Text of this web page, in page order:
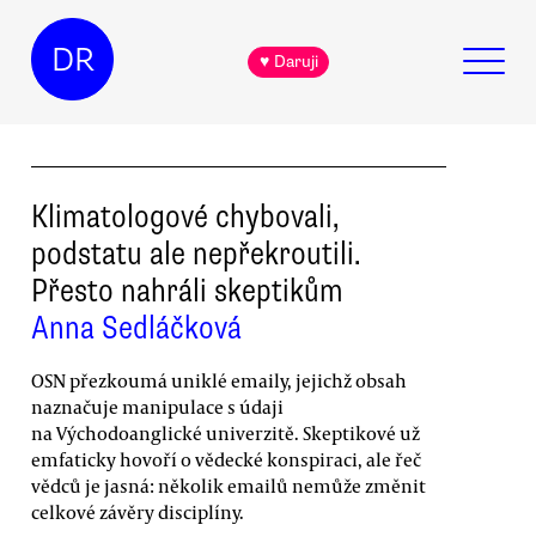
DR ♥ Daruji
Klimatologové chybovali,
podstatu ale nepřekroutili.
Přesto nahráli skeptikům
Anna Sedláčková
OSN přezkoumá uniklé emaily, jejichž obsah
naznačuje manipulace s údaji
na Východoanglické univerzitě. Skeptikové už
emfaticky hovoří o vědecké konspiraci, ale řeč
vědců je jasná: několik emailů nemůže změnit
celkové závěry disciplíny.